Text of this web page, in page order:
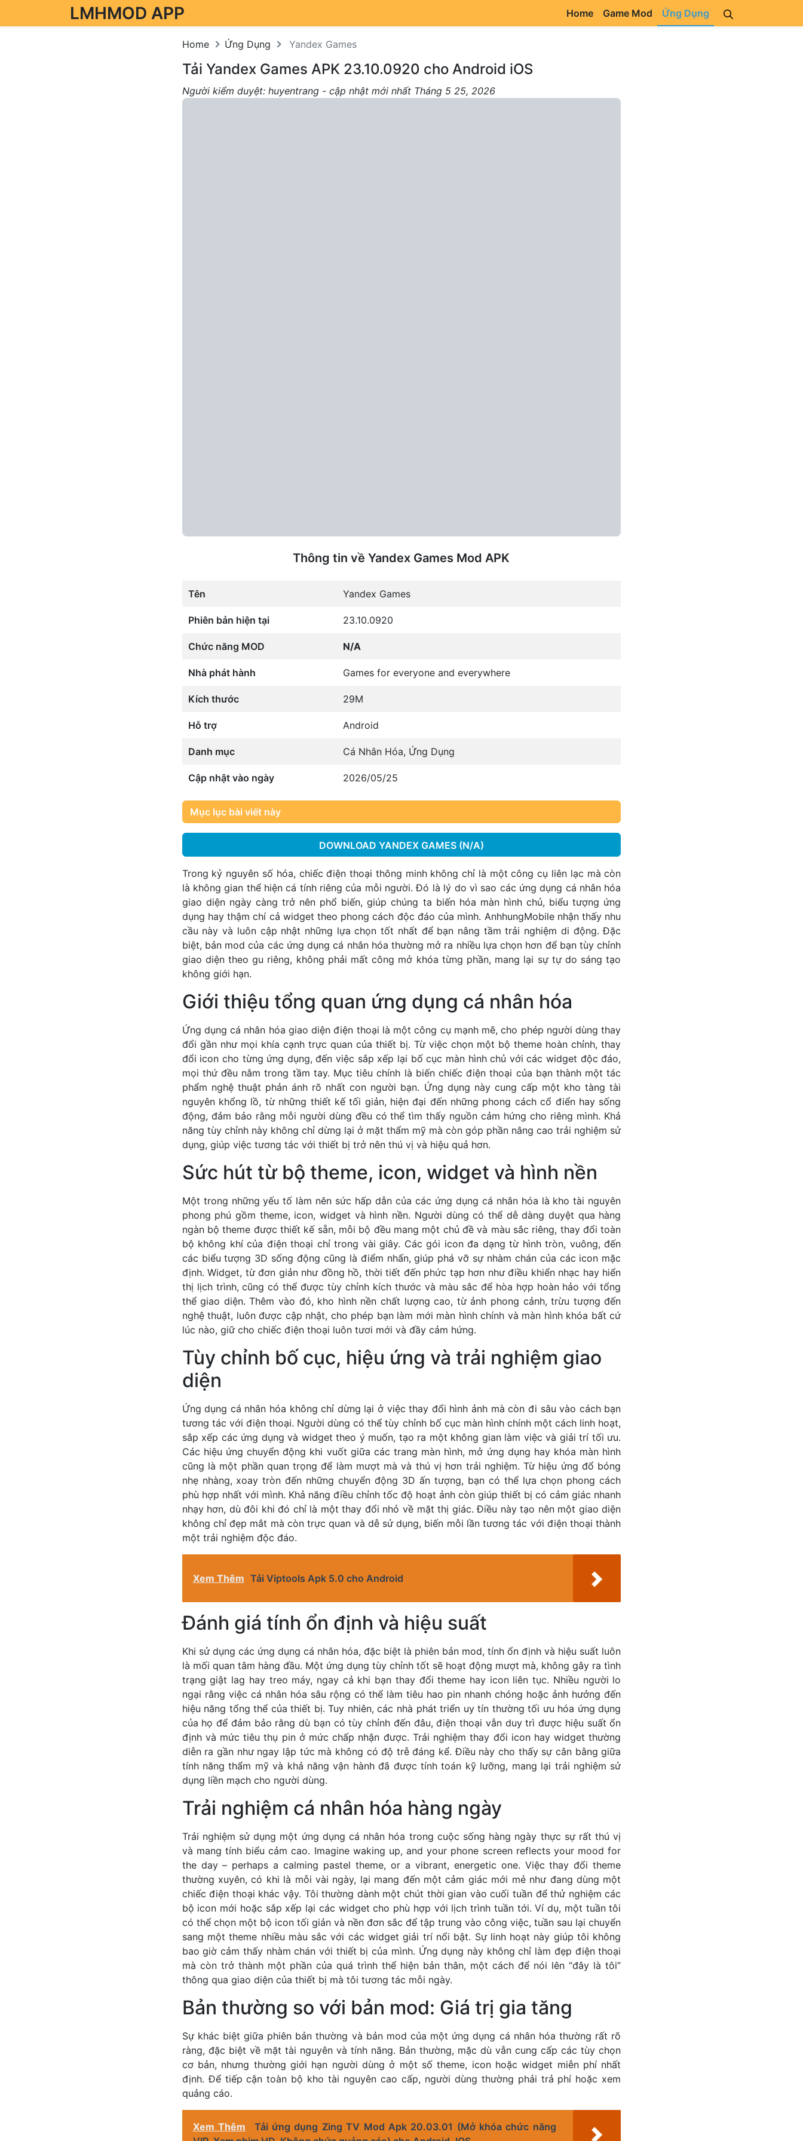
LMHMOD APP Home Game Mod Ứng Dụng
Home Ứng Dụng Yandex Games
Tải Yandex Games APK 23.10.0920 cho Android iOS
Người kiểm duyệt: huyentrang - cập nhật mới nhất Tháng 5 25, 2026
Thông tin về Yandex Games Mod APK
Tên Yandex Games
Phiên bản hiện tại 23.10.0920
Chức năng MOD N/A
Nhà phát hành Games for everyone and everywhere
Kích thước 29M
Hỗ trợ Android
Danh mục Cá Nhân Hóa, Ứng Dụng
Cập nhật vào ngày 2026/05/25
Mục lục bài viết này
DOWNLOAD YANDEX GAMES (N/A)
Trong kỷ nguyên số hóa, chiếc điện thoại thông minh không chỉ là một công cụ liên lạc mà còn
là không gian thể hiện cá tính riêng của mỗi người. Đó là lý do vì sao các ứng dụng cá nhân hóa
giao diện ngày càng trở nên phổ biến, giúp chúng ta biến hóa màn hình chủ, biểu tượng ứng
dụng hay thậm chí cả widget theo phong cách độc đáo của mình. AnhhungMobile nhận thấy nhu
cầu này và luôn cập nhật những lựa chọn tốt nhất để bạn nâng tầm trải nghiệm di động. Đặc
biệt, bản mod của các ứng dụng cá nhân hóa thường mở ra nhiều lựa chọn hơn để bạn tùy chỉnh
giao diện theo gu riêng, không phải mất công mở khóa từng phần, mang lại sự tự do sáng tạo
không giới hạn.
Giới thiệu tổng quan ứng dụng cá nhân hóa
Ứng dụng cá nhân hóa giao diện điện thoại là một công cụ mạnh mẽ, cho phép người dùng thay
đổi gần như mọi khía cạnh trực quan của thiết bị. Từ việc chọn một bộ theme hoàn chỉnh, thay
đổi icon cho từng ứng dụng, đến việc sắp xếp lại bố cục màn hình chủ với các widget độc đáo,
mọi thứ đều nằm trong tầm tay. Mục tiêu chính là biến chiếc điện thoại của bạn thành một tác
phẩm nghệ thuật phản ánh rõ nhất con người bạn. Ứng dụng này cung cấp một kho tàng tài
nguyên khổng lồ, từ những thiết kế tối giản, hiện đại đến những phong cách cổ điển hay sống
động, đảm bảo rằng mỗi người dùng đều có thể tìm thấy nguồn cảm hứng cho riêng mình. Khả
năng tùy chỉnh này không chỉ dừng lại ở mặt thẩm mỹ mà còn góp phần nâng cao trải nghiệm sử
dụng, giúp việc tương tác với thiết bị trở nên thú vị và hiệu quả hơn.
Sức hút từ bộ theme, icon, widget và hình nền
Một trong những yếu tố làm nên sức hấp dẫn của các ứng dụng cá nhân hóa là kho tài nguyên
phong phú gồm theme, icon, widget và hình nền. Người dùng có thể dễ dàng duyệt qua hàng
ngàn bộ theme được thiết kế sẵn, mỗi bộ đều mang một chủ đề và màu sắc riêng, thay đổi toàn
bộ không khí của điện thoại chỉ trong vài giây. Các gói icon đa dạng từ hình tròn, vuông, đến
các biểu tượng 3D sống động cũng là điểm nhấn, giúp phá vỡ sự nhàm chán của các icon mặc
định. Widget, từ đơn giản như đồng hồ, thời tiết đến phức tạp hơn như điều khiển nhạc hay hiển
thị lịch trình, cũng có thể được tùy chỉnh kích thước và màu sắc để hòa hợp hoàn hảo với tổng
thể giao diện. Thêm vào đó, kho hình nền chất lượng cao, từ ảnh phong cảnh, trừu tượng đến
nghệ thuật, luôn được cập nhật, cho phép bạn làm mới màn hình chính và màn hình khóa bất cứ
lúc nào, giữ cho chiếc điện thoại luôn tươi mới và đầy cảm hứng.
Tùy chỉnh bố cục, hiệu ứng và trải nghiệm giao
diện
Ứng dụng cá nhân hóa không chỉ dừng lại ở việc thay đổi hình ảnh mà còn đi sâu vào cách bạn
tương tác với điện thoại. Người dùng có thể tùy chỉnh bố cục màn hình chính một cách linh hoạt,
sắp xếp các ứng dụng và widget theo ý muốn, tạo ra một không gian làm việc và giải trí tối ưu.
Các hiệu ứng chuyển động khi vuốt giữa các trang màn hình, mở ứng dụng hay khóa màn hình
cũng là một phần quan trọng để làm mượt mà và thú vị hơn trải nghiệm. Từ hiệu ứng đổ bóng
nhẹ nhàng, xoay tròn đến những chuyển động 3D ấn tượng, bạn có thể lựa chọn phong cách
phù hợp nhất với mình. Khả năng điều chỉnh tốc độ hoạt ảnh còn giúp thiết bị có cảm giác nhanh
nhạy hơn, dù đôi khi đó chỉ là một thay đổi nhỏ về mặt thị giác. Điều này tạo nên một giao diện
không chỉ đẹp mắt mà còn trực quan và dễ sử dụng, biến mỗi lần tương tác với điện thoại thành
một trải nghiệm độc đáo.
Xem Thêm Tải Viptools Apk 5.0 cho Android
Đánh giá tính ổn định và hiệu suất
Khi sử dụng các ứng dụng cá nhân hóa, đặc biệt là phiên bản mod, tính ổn định và hiệu suất luôn
là mối quan tâm hàng đầu. Một ứng dụng tùy chỉnh tốt sẽ hoạt động mượt mà, không gây ra tình
trạng giật lag hay treo máy, ngay cả khi bạn thay đổi theme hay icon liên tục. Nhiều người lo
ngại rằng việc cá nhân hóa sâu rộng có thể làm tiêu hao pin nhanh chóng hoặc ảnh hưởng đến
hiệu năng tổng thể của thiết bị. Tuy nhiên, các nhà phát triển uy tín thường tối ưu hóa ứng dụng
của họ để đảm bảo rằng dù bạn có tùy chỉnh đến đâu, điện thoại vẫn duy trì được hiệu suất ổn
định và mức tiêu thụ pin ở mức chấp nhận được. Trải nghiệm thay đổi icon hay widget thường
diễn ra gần như ngay lập tức mà không có độ trễ đáng kể. Điều này cho thấy sự cân bằng giữa
tính năng thẩm mỹ và khả năng vận hành đã được tính toán kỹ lưỡng, mang lại trải nghiệm sử
dụng liền mạch cho người dùng.
Trải nghiệm cá nhân hóa hàng ngày
Trải nghiệm sử dụng một ứng dụng cá nhân hóa trong cuộc sống hàng ngày thực sự rất thú vị
và mang tính biểu cảm cao. Imagine waking up, and your phone screen reflects your mood for
the day – perhaps a calming pastel theme, or a vibrant, energetic one. Việc thay đổi theme
thường xuyên, có khi là mỗi vài ngày, lại mang đến một cảm giác mới mẻ như đang dùng một
chiếc điện thoại khác vậy. Tôi thường dành một chút thời gian vào cuối tuần để thử nghiệm các
bộ icon mới hoặc sắp xếp lại các widget cho phù hợp với lịch trình tuần tới. Ví dụ, một tuần tôi
có thể chọn một bộ icon tối giản và nền đơn sắc để tập trung vào công việc, tuần sau lại chuyển
sang một theme nhiều màu sắc với các widget giải trí nổi bật. Sự linh hoạt này giúp tôi không
bao giờ cảm thấy nhàm chán với thiết bị của mình. Ứng dụng này không chỉ làm đẹp điện thoại
mà còn trở thành một phần của quá trình thể hiện bản thân, một cách để nói lên “đây là tôi”
thông qua giao diện của thiết bị mà tôi tương tác mỗi ngày.
Bản thường so với bản mod: Giá trị gia tăng
Sự khác biệt giữa phiên bản thường và bản mod của một ứng dụng cá nhân hóa thường rất rõ
ràng, đặc biệt về mặt tài nguyên và tính năng. Bản thường, mặc dù vẫn cung cấp các tùy chọn
cơ bản, nhưng thường giới hạn người dùng ở một số theme, icon hoặc widget miễn phí nhất
định. Để tiếp cận toàn bộ kho tài nguyên cao cấp, người dùng thường phải trả phí hoặc xem
quảng cáo.
Xem Thêm
Tải ứng dụng Zing TV Mod Apk 20.03.01 (Mở khóa chức năng